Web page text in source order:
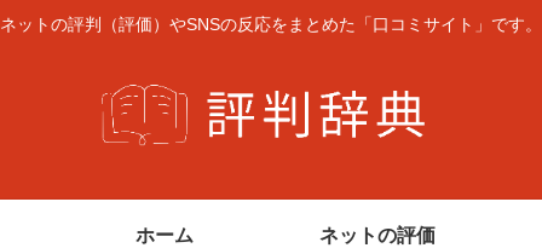
ネットの評判（評価）やSNSの反応をまとめた「口コミサイト」です。
ホーム ネットの評価